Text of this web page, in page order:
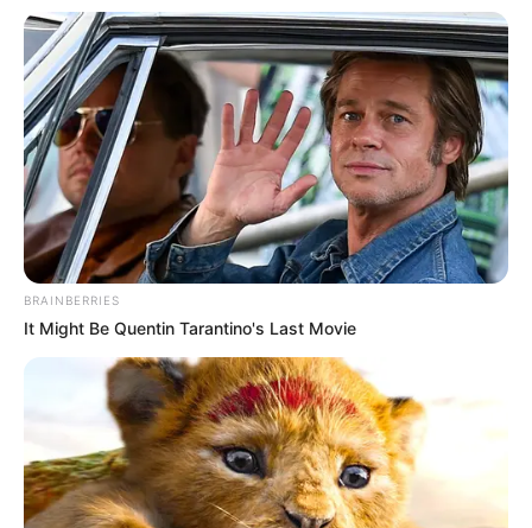
BRAINBERRIES
It Might Be Quentin Tarantino's Last Movie